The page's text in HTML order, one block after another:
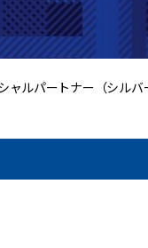
ャルパートナー（シル